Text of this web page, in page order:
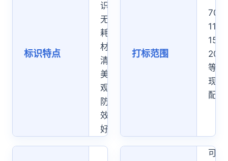
标识特点
识、
无需
耗
材、
清晰
美
观、
防伪
效果
好
打标范围
等，
现场
配置
可集